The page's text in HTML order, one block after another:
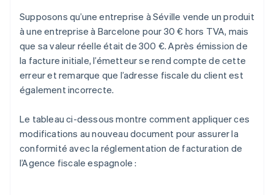
Supposons qu’une entreprise à Séville vende un produit
à une entreprise à Barcelone pour 30 € hors TVA, mais
que sa valeur réelle était de 300 €. Après émission de
la facture initiale, l’émetteur se rend compte de cette
erreur et remarque que l’adresse fiscale du client est
également incorrecte.
Le tableau ci-dessous montre comment appliquer ces
modifications au nouveau document pour assurer la
conformité avec la réglementation de facturation de
l’Agence fiscale espagnole :